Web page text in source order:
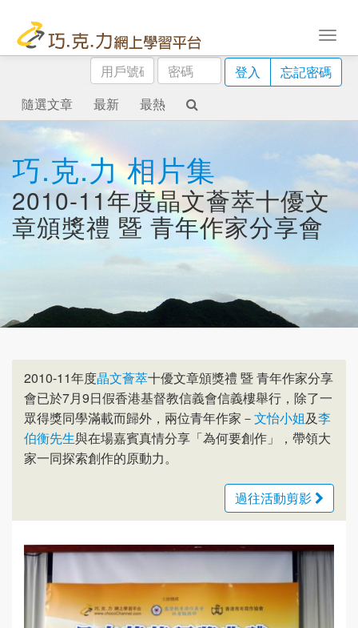
用
戶
號
碼
密
碼
登入
忘記密碼
隨選文章
最新 最熱
巧.克.力 相片集
2010-11年度晶文薈萃十優文
章頒獎禮 暨 青年作家分享會
2010-11年度晶文薈萃十優文章頒獎禮 暨 青年作家分享
會已於7月9日假香港基督教信義會信義樓舉行，除了一
眾得獎同學滿載而歸外，兩位青年作家－文怡小姐及李
伯衡先生與在場嘉賓真情分享「為何要創作」，帶領大
家一同探索創作的原動力。
過往活動剪影